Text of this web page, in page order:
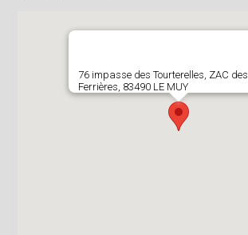
76 impasse des Tourterelles, ZAC des
Ferrières, 83490 LE MUY